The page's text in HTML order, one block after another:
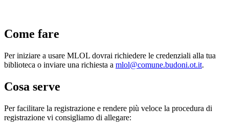
Come fare
Per iniziare a usare MLOL dovrai richiedere le credenziali alla tua
biblioteca o inviare una richiesta a mlol@comune.budoni.ot.it.
Cosa serve
Per facilitare la registrazione e rendere più veloce la procedura di
registrazione vi consigliamo di allegare: